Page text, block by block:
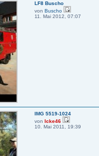
LF8 Buscho
von Buscho
11. Mai 2012, 07:07
IMG 5519-1024
von Icke46
10. Mai 2011, 19:39